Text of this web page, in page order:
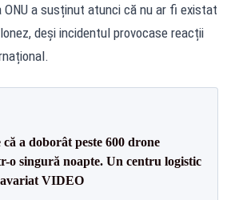
ONU a susținut atunci că nu ar fi existat
deși incidentul provocase reacții
că a doborât peste 600 drone
o singură noapte. Un centru logistic
VIDEO